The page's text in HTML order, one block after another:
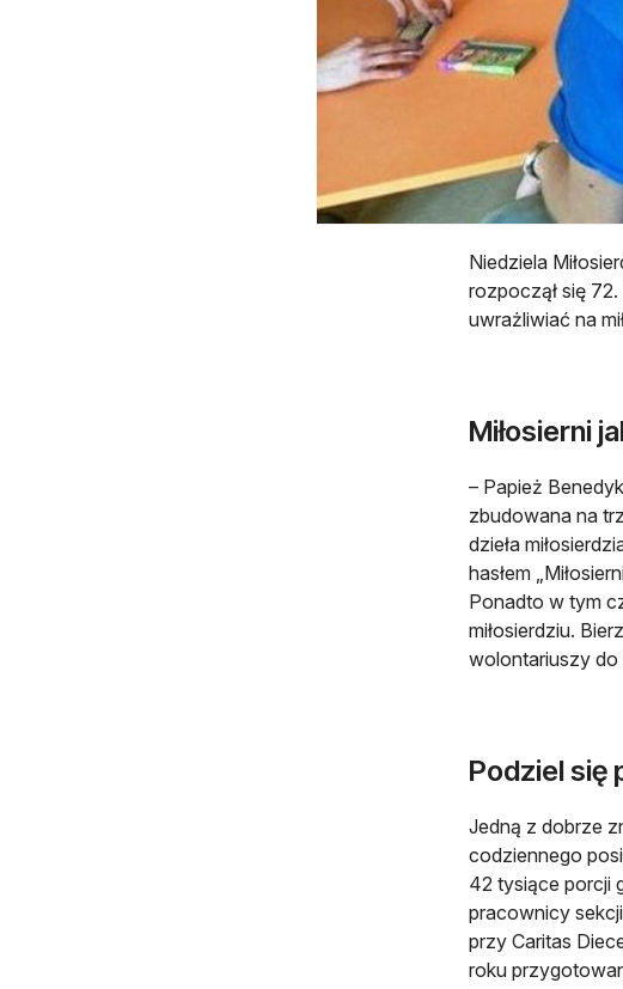
Niedziela
rozpoczął się
uwrażliwiać na
Miłosierni
– Papież
zbudowana na
dzieła
hasłem
Ponadto w tym
miłosierdziu.
wolontariuszy do
Podziel się
Jedną z dobrze
codziennego
42 tysiące porcji
pracownicy
przy Caritas
roku